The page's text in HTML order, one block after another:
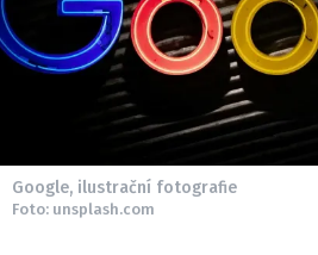
Google, ilustrační fotografie
Foto: unsplash.com